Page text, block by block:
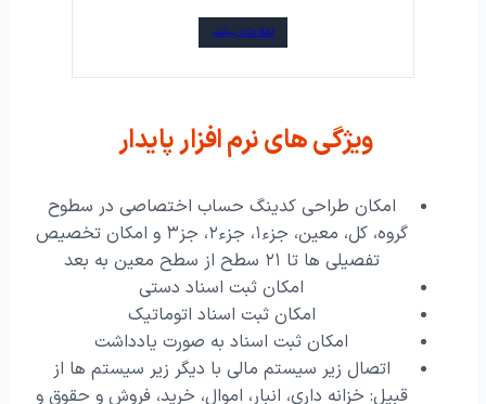
اطلاعات بیشتر
ویژگی های نرم افزار پایدار
امکان طراحی کدینگ حساب اختصاصی در سطوح
گروه، کل، معین، جزء۱، جزء۲، جز۳ و امکان تخصیص
تفصیلی ها تا ۲۱ سطح از سطح معین به بعد
امکان ثبت اسناد دستی
امکان ثبت اسناد اتوماتیک
امکان ثبت اسناد به صورت یادداشت
اتصال زیر سیستم مالی با دیگر زیر سیستم ها از
قبیل: خزانه داری، انبار، اموال، خرید، فروش و حقوق و